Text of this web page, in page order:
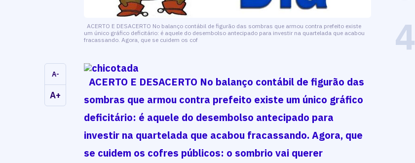
ACERTO E DESACERTO No balanço contábil de figurão das sombras que armou contra prefeito existe
um único gráfico deficitário: é aquele do desembolso antecipado para investir na quartelada que acabou
fracassando. Agora, que se cuidem os cof
A-
A+
ACERTO E DESACERTO No balanço contábil de figurão das
sombras que armou contra prefeito existe um único gráfico
deficitário: é aquele do desembolso antecipado para
investir na quartelada que acabou fracassando. Agora, que
se cuidem os cofres públicos: o sombrio vai querer
4